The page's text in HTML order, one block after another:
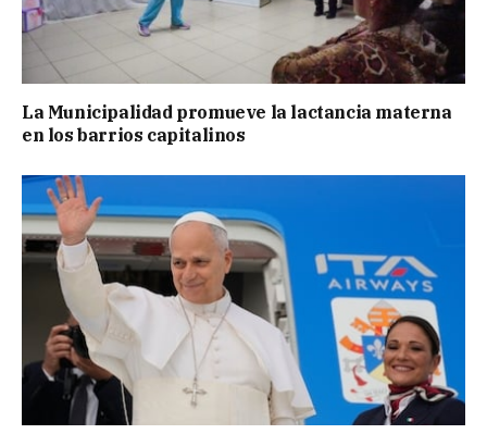
La Municipalidad promueve la lactancia materna
en los barrios capitalinos